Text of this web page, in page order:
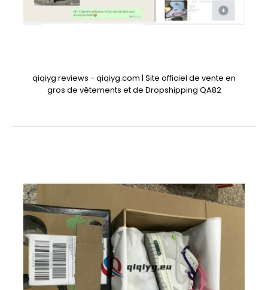
qiqiyg reviews - qiqiyg.com | Site officiel de vente en
gros de vêtements et de Dropshipping QA82